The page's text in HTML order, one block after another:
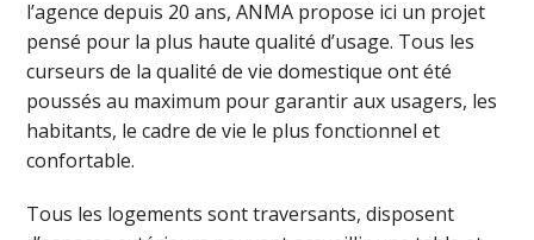
l’agence depuis 20 ans, ANMA propose ici un projet
pensé pour la plus haute qualité d’usage. Tous les
curseurs de la qualité de vie domestique ont été
poussés au maximum pour garantir aux usagers, les
habitants, le cadre de vie le plus fonctionnel et
confortable.
Tous les logements sont traversants, disposent